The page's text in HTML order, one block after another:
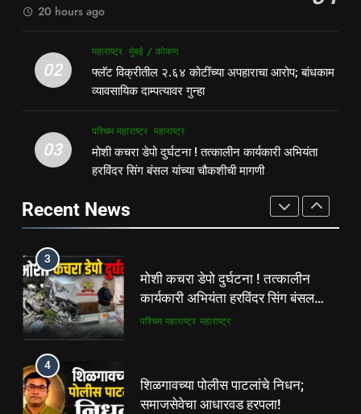
फ्लॅट विक्रीतील २.६४ कोटींच्या
अपहाराचा आरोप; बांधकाम व्यावसायिक
दाम्पत्यावर गुन्हा
महाराष्ट्र मुंबई / कोकण
3
मोशी कचरा डेपो दुर्घटना ! तत्कालीन
4
शिळगावच्या पोलीस पाटलांचे निधन;
समाजसेवेचा आधारवड हरपला!
5
ठाणे-पालघर जिल्हा बँक कर्मचाऱ्यांना
दिवाळी गिफ्ट; २०% बोनसला संचालक
20 hours ago
02
महाराष्ट्र मुंबई / कोकण
फ्लॅट विक्रीतील २.६४ कोटींच्या अपहाराचा आरोप; बांधकाम
व्यावसायिक दाम्पत्यावर गुन्हा
03
पश्चिम महाराष्ट्र महाराष्ट्र
मोशी कचरा डेपो दुर्घटना ! तत्कालीन कार्यकारी अभियंता
हरविंदर सिंग बंसल यांच्या चौकशीची मागणी
Recent News
पहाटे घरफोड्या, दिवसा चोरी; चोरट्यांचा
बिडी कामगार परिसरावर डोळा
2
फ्लॅट विक्रीतील २.६४ कोटींच्या
अपहाराचा आरोप; बांधकाम व्यावसायिक
3
मोशी कचरा डेपो दुर्घटना ! तत्कालीन
कार्यकारी अभियंता हरविंदर सिंग बंसल
यांच्या चौकशीची मागणी
पश्चिम महाराष्ट्र महाराष्ट्र
4
शिळगावच्या पोलीस पाटलांचे निधन;
समाजसेवेचा आधारवड हरपला!